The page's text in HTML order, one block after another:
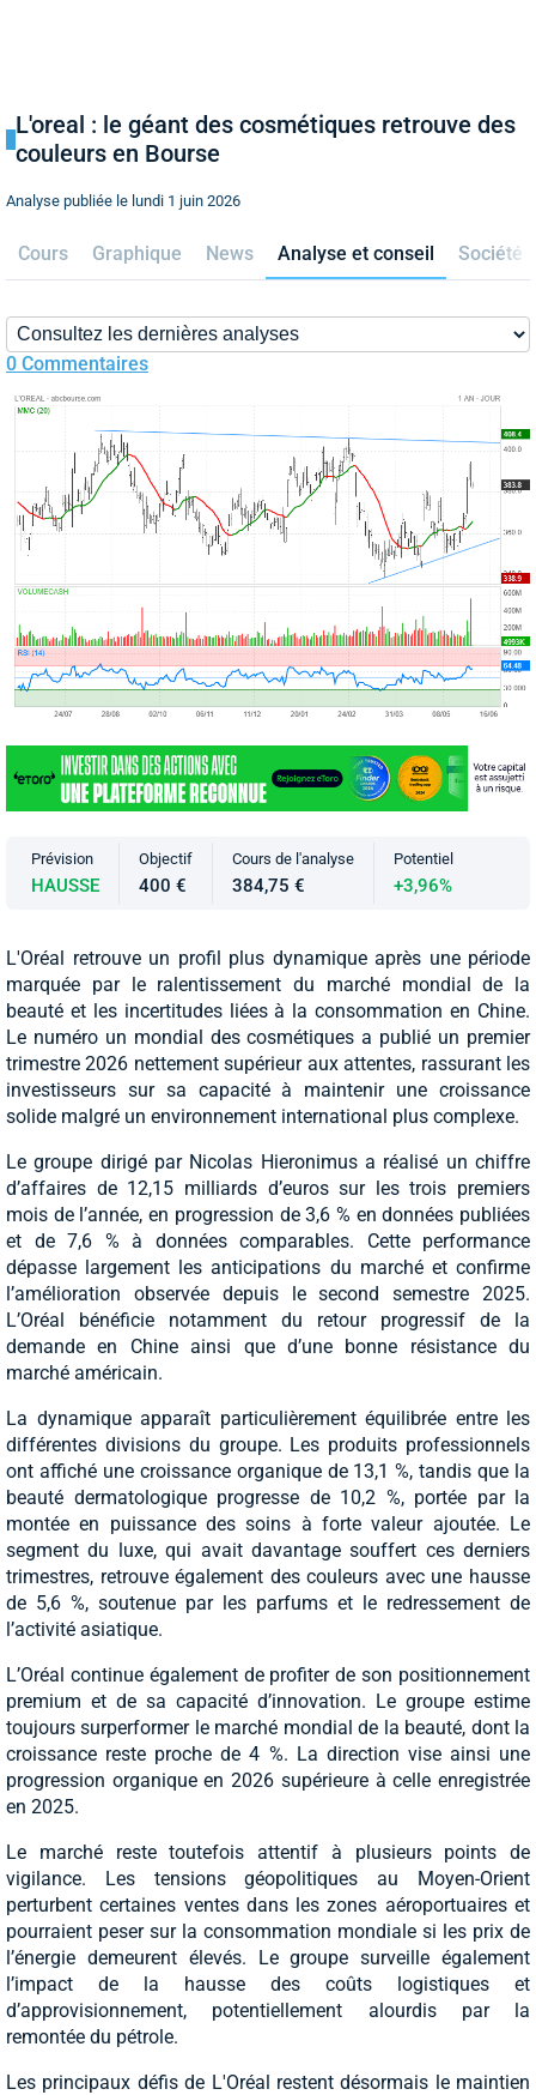
L'oreal : le géant des cosmétiques retrouve des
couleurs en Bourse
Analyse publiée le lundi 1 juin 2026
Cours Graphique News Analyse et conseil Société
0 Commentaires
Prévision
HAUSSE
Objectif
400 €
Cours de l'analyse
384,75 €
Potentiel
+3,96%
L'Oréal retrouve un profil plus dynamique après une période
marquée par le ralentissement du marché mondial de la
beauté et les incertitudes liées à la consommation en Chine.
Le numéro un mondial des cosmétiques a publié un premier
trimestre 2026 nettement supérieur aux attentes, rassurant les
investisseurs sur sa capacité à maintenir une croissance
solide malgré un environnement international plus complexe.
Le groupe dirigé par Nicolas Hieronimus a réalisé un chiffre
d’affaires de 12,15 milliards d’euros sur les trois premiers
mois de l’année, en progression de 3,6 % en données publiées
et de 7,6 % à données comparables. Cette performance
dépasse largement les anticipations du marché et confirme
l’amélioration observée depuis le second semestre 2025.
L’Oréal bénéficie notamment du retour progressif de la
demande en Chine ainsi que d’une bonne résistance du
marché américain.
La dynamique apparaît particulièrement équilibrée entre les
différentes divisions du groupe. Les produits professionnels
ont affiché une croissance organique de 13,1 %, tandis que la
beauté dermatologique progresse de 10,2 %, portée par la
montée en puissance des soins à forte valeur ajoutée. Le
segment du luxe, qui avait davantage souffert ces derniers
trimestres, retrouve également des couleurs avec une hausse
de 5,6 %, soutenue par les parfums et le redressement de
l’activité asiatique.
L’Oréal continue également de profiter de son positionnement
premium et de sa capacité d’innovation. Le groupe estime
toujours surperformer le marché mondial de la beauté, dont la
croissance reste proche de 4 %. La direction vise ainsi une
progression organique en 2026 supérieure à celle enregistrée
en 2025.
Le marché reste toutefois attentif à plusieurs points de
vigilance. Les tensions géopolitiques au Moyen-Orient
perturbent certaines ventes dans les zones aéroportuaires et
pourraient peser sur la consommation mondiale si les prix de
l’énergie demeurent élevés. Le groupe surveille également
l’impact de la hausse des coûts logistiques et
d’approvisionnement, potentiellement alourdis par la
remontée du pétrole.
Les principaux défis de L'Oréal restent désormais le maintien